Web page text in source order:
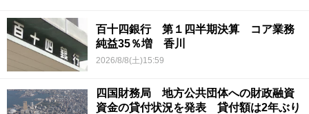
百十四銀行 第１四半期決算 コア業務
純益35％増 香川
2026/8/8(土)15:59
四国財務局 地方公共団体への財政融資
資金の貸付状況を発表 貸付額は2年ぶり